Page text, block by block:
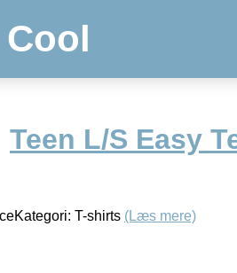
Teen L/S Easy
T-shirts (Læs mere)